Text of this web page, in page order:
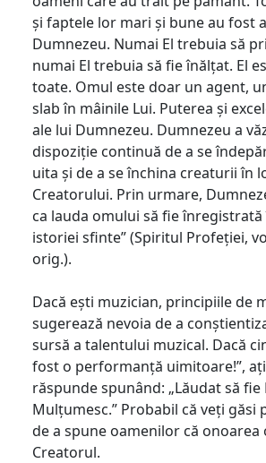
și faptele lor mari și bune au fost
Dumnezeu. Numai El trebuia să
numai El trebuia să fie înălțat. El
toate. Omul este doar un agent,
slab în mâinile Lui. Puterea și
ale lui Dumnezeu. Dumnezeu a
dispoziție continuă de a se
uita și de a se închina creaturii în
Creatorului. Prin urmare,
ca lauda omului să fie
istoriei sfinte” (Spiritul Profeției,
orig.).
Dacă ești muzician, principiile de
sugerează nevoia de a
sursă a talentului muzical. Dacă
fost o performanță uimitoare!”,
răspunde spunând: „Lăudat să fie
Mulțumesc.” Probabil că veți găsi
de a spune oamenilor că onoarea
Creatorul.